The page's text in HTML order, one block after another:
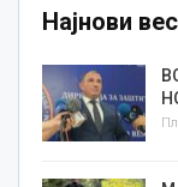
Најнови